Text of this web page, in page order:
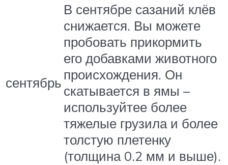
сентябрь
В сентябре сазаний клёв
снижается. Вы можете
пробовать прикормить
его добавками животного
происхождения. Он
скатывается в ямы –
используйтее более
тяжелые грузила и более
толстую плетенку
(толщина 0.2 мм и выше).